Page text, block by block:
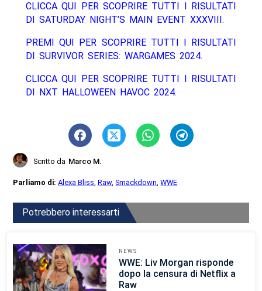
CLICCA QUI PER SCOPRIRE TUTTI I RISULTATI
DI SATURDAY NIGHT’S MAIN EVENT XXXVIII.
PREMI QUI PER SCOPRIRE TUTTI I RISULTATI
DI SURVIVOR SERIES: WARGAMES 2024.
CLICCA QUI PER SCOPRIRE TUTTI I RISULTATI
DI NXT HALLOWEEN HAVOC 2024.
Scritto da Marco M.
Parliamo di:Alexa Bliss,Raw,Smackdown,WWE
Potrebbero interessarti
NEWS
WWE: Liv Morgan risponde
dopo la censura di Netflix a
Raw